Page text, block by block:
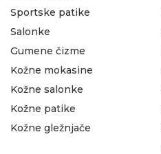
Sportske patike
Salonke
Gumene čizme
Kožne mokasine
Kožne salonke
Kožne patike
Kožne gležnjače